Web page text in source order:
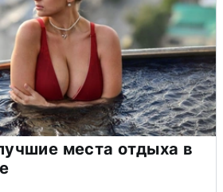
места отдыха в